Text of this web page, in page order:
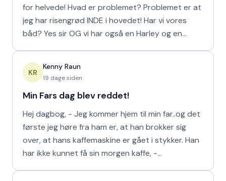
for helvede! Hvad er problemet? Problemet er at
jeg har risengrød INDE i hovedet! Har vi vores
båd? Yes sir OG vi har også en Harley og en
KR
Kenny Raun
19 dage siden
Min Fars dag blev reddet!
Hej dagbog, - Jeg kommer hjem til min far..og det
første jeg høre fra ham er, at han brokker sig
over, at hans kaffemaskine er gået i stykker. Han
har ikke kunnet få sin morgen kaffe, -